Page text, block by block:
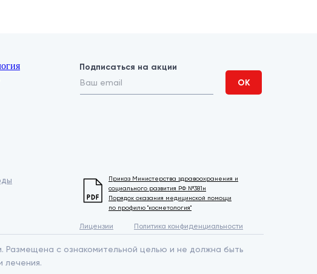
Подписаться на акции
ОК
Политика конфиденциальности
Размещена с ознакомительной целью и не должна быть
лечения.
Лицензии
Приказ Министерства здравоохранения и
социального развития РФ №381н
Порядок оказания медицинской помощи
по профилю "косметология"